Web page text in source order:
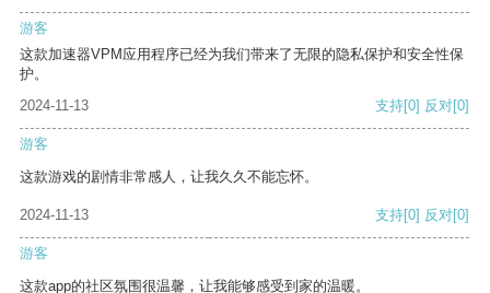
游客
这款加速器VPM应用程序已经为我们带来了无限的隐私保护和安全性保
护。
2024-11-13
支持[0] 反对[0]
游客
这款游戏的剧情非常感人，让我久久不能忘怀。
2024-11-13 支持[0] 反对[0]
游客
这款app的社区氛围很温馨，让我能够感受到家的温暖。